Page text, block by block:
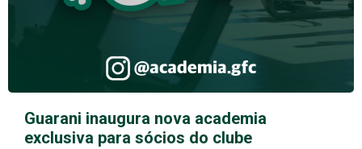
Guarani inaugura nova academia
exclusiva para sócios do clube